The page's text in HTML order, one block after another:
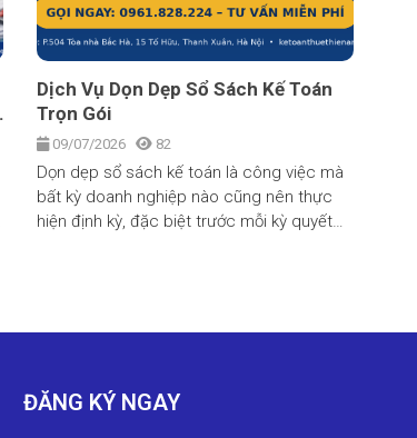
Dịch Vụ Dọn Dẹp Sổ Sách Kế Toán
Trọn Gói
09/07/2026 82
Dọn dẹp sổ sách kế toán là công việc mà
bất kỳ doanh nghiệp nào cũng nên thực
hiện định kỳ, đặc biệt trước mỗi kỳ quyết
ĐĂNG KÝ NGAY